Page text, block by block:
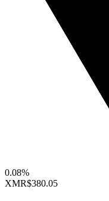
0.08%
XMR$380.05